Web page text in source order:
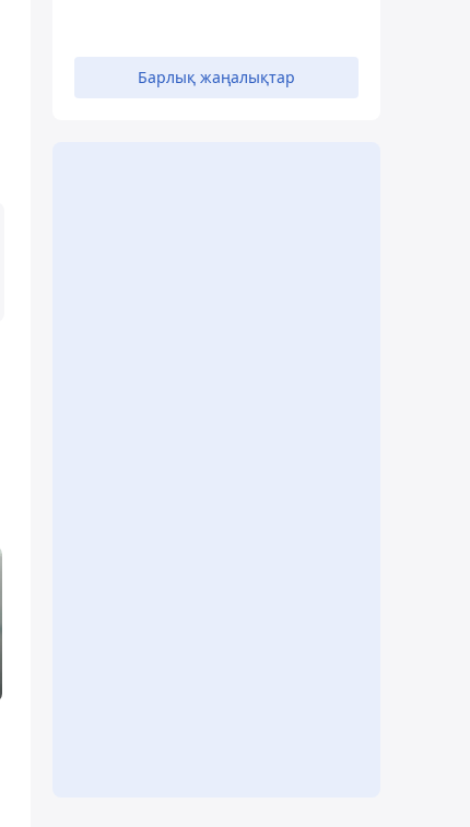
Барлық жаңалықтар